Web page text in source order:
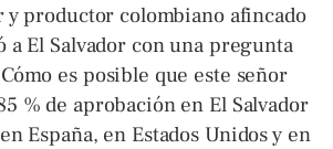
y productor colombiano afincado
a El Salvador con una pregunta
es posible que este señor
% de aprobación en El Salvador
España, en Estados Unidos y en